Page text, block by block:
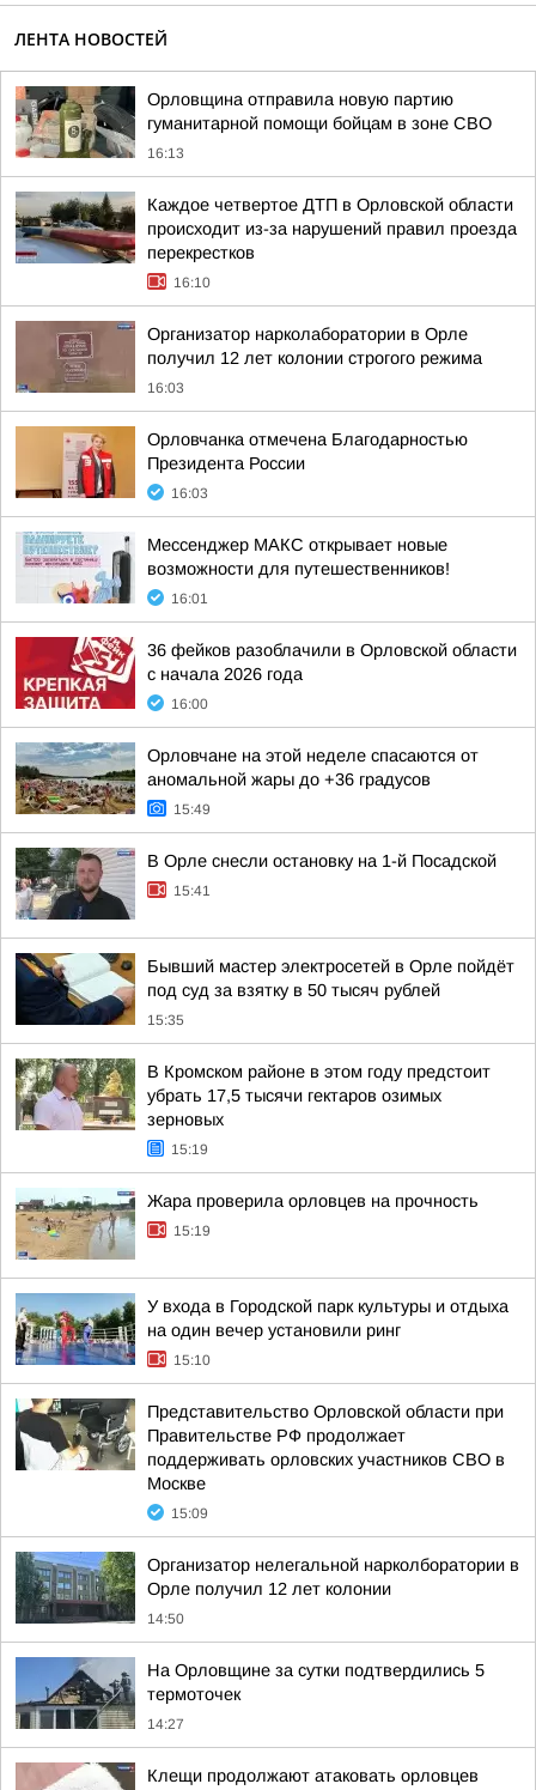
ЛЕНТА НОВОСТЕЙ
Орловщина отправила новую партию
гуманитарной помощи бойцам в зоне СВО
16:13
Каждое четвертое ДТП в Орловской области
происходит из-за нарушений правил проезда
перекрестков
16:10
Организатор нарколаборатории в Орле
получил 12 лет колонии строгого режима
16:03
Орловчанка отмечена Благодарностью
Президента России
16:03
Мессенджер МАКС открывает новые
возможности для путешественников!
16:01
36 фейков разоблачили в Орловской области
с начала 2026 года
16:00
Орловчане на этой неделе спасаются от
аномальной жары до +36 градусов
15:49
В Орле снесли остановку на 1-й Посадской
15:41
Бывший мастер электросетей в Орле пойдёт
под суд за взятку в 50 тысяч рублей
15:35
В Кромском районе в этом году предстоит
убрать 17,5 тысячи гектаров озимых
зерновых
15:19
Жара проверила орловцев на прочность
15:19
У входа в Городской парк культуры и отдыха
на один вечер установили ринг
15:10
Представительство Орловской области при
Правительстве РФ продолжает
поддерживать орловских участников СВО в
Москве
15:09
Организатор нелегальной нарколборатории в
Орле получил 12 лет колонии
14:50
На Орловщине за сутки подтвердились 5
термоточек
14:27
Клещи продолжают атаковать орловцев